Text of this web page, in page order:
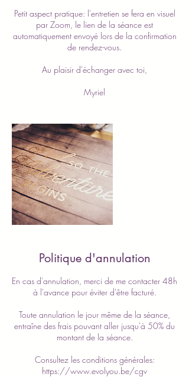
Petit aspect pratique: l'entretien se fera en visuel
par Zoom, le lien de la séance est
automatiquement envoyé lors de la confirmation
de rendez-vous.
Au plaisir d'échanger avec toi,
Myriel
Politique d'annulation
En cas d'annulation, merci de me contacter 48h
à l'avance pour éviter d'être facturé.
Toute annulation le jour même de la séance,
entraîne des frais pouvant aller jusqu'à 50% du
montant de la séance.
Consultez les conditions générales:
https://www.evolyou.be/cgv